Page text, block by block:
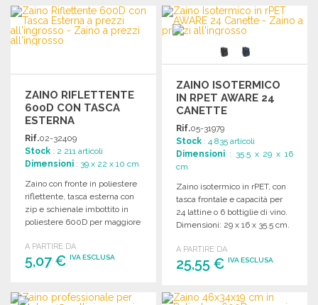
Richiedi un preventivo ORDINARE
Richiedi un preventivo
ZAINO RIFLETTENTE
600D CON TASCA
ESTERNA
Rif.02-32409
Stock : 2 211 articoli
Dimensioni : 39 x 22 x 10 cm
Zaino con fronte in poliestere
riflettente, tasca esterna con
zip e schienale imbottito in
poliestere 600D per maggiore
A PARTIRE DA
5,07 € IVA ESCLUSA
ORDINARE
ZAINO ISOTERMICO
IN RPET AWARE 24
CANETTE
Rif.05-31979
Stock : 4 835 articoli
Dimensioni : 35.5 x 29 x 16
cm
Zaino isotermico in rPET, con
tasca frontale e capacità per
24 lattine o 6 bottiglie di vino.
Dimensioni: 29 x 16 x 35.5 cm.
A PARTIRE DA
25,55 €IVA ESCLUSA
ORDINARE